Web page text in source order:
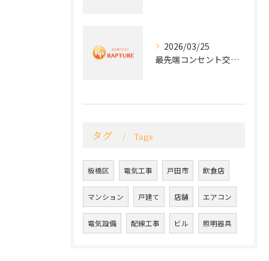
2026/03/25
最先端コンセント交換で実現する安全と快適な住環境
タグ Tags
板橋区 電気工事 戸田市 飲食店
マンション 戸建て 店舗 エアコン
電気設備 配線工事 ビル 照明器具